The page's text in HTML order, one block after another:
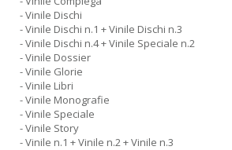
- Vinile Dischi
- Vinile Dischi n.1 + Vinile Dischi n.3
- Vinile Dischi n.4 + Vinile Speciale n.2
- Vinile Dossier
- Vinile Glorie
- Vinile Libri
- Vinile Monografie
- Vinile Speciale
- Vinile Story
- Vinile n.1 + Vinile n.2 + Vinile n.3